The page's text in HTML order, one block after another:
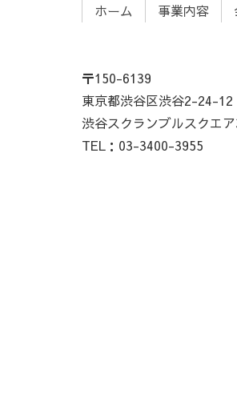
ホーム 事業内容
〒150-6139
東京都渋谷区渋谷2-24-12
渋谷スクランブルスクエ
TEL：03-3400-3955